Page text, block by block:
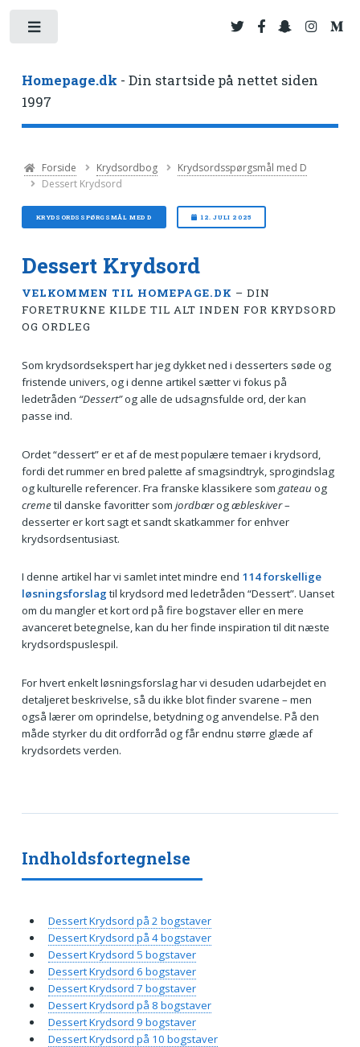
Homepage.dk - Din startside på nettet siden
1997
Forside Krydsordbog
Krydsordsspørgsmål med D
Dessert Krydsord
KRYDSORDSSPØRGSMÅL MED D 12. JULI 2025
Dessert Krydsord
VELKOMMEN TIL HOMEPAGE.DK – DIN
FORETRUKNE KILDE TIL ALT INDEN FOR KRYDSORD
OG ORDLEG
Som krydsordsekspert har jeg dykket ned i desserters søde og
fristende univers, og i denne artikel sætter vi fokus på
ledetråden “Dessert”og alle de udsagnsfulde ord, der kan
passe ind.
Ordet “dessert” er et af de mest populære temaer i krydsord,
fordi det rummer en bred palette af smagsindtryk, sprogindslag
og kulturelle referencer. Fra franske klassikere som gateauog
cremetil danske favoritter som jordbærogæbleskiver–
desserter er kort sagt et sandt skatkammer for enhver
krydsordsentusiast.
I denne artikel har vi samlet intet mindre end 114 forskellige
løsningsforslag til krydsord med ledetråden “Dessert”. Uanset
om du mangler et kort ord på fire bogstaver eller en mere
avanceret betegnelse, kan du her finde inspiration til dit næste
krydsordspuslespil.
For hvert enkelt løsningsforslag har vi desuden udarbejdet en
detaljeret beskrivelse, så du ikke blot finder svarene – men
også lærer om oprindelse, betydning og anvendelse. På den
måde styrker du dit ordforråd og får endnu større glæde af
krydsordets verden.
Indholdsfortegnelse
Dessert Krydsord på 2 bogstaver
Dessert Krydsord på 4 bogstaver
Dessert Krydsord 5 bogstaver
Dessert Krydsord 6 bogstaver
Dessert Krydsord 7 bogstaver
Dessert Krydsord på 8 bogstaver
Dessert Krydsord 9 bogstaver
Dessert Krydsord på 10 bogstaver